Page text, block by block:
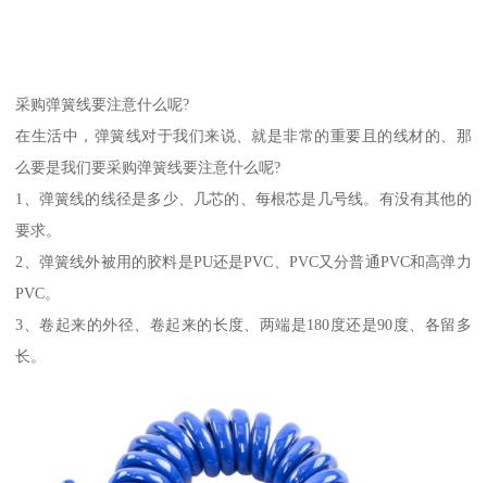
采购弹簧线要注意什么呢?
在生活中，弹簧线对于我们来说、就是非常的重要且的线材的、那
么要是我们要采购弹簧线要注意什么呢?
1、弹簧线的线径是多少、几芯的、每根芯是几号线。有没有其他的
要求。
2、弹簧线外被用的胶料是PU还是PVC、PVC又分普通PVC和高弹力
PVC。
3、卷起来的外径、卷起来的长度、两端是180度还是90度、各留多
长。